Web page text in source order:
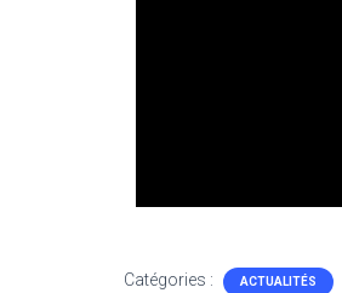
Catégories : ACTUALITÉS